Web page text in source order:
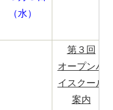
（水）
第３回
オープンハ
イスクール
案内